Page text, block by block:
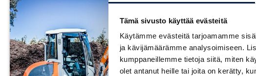
Tämä sivusto käyttää evästeitä
Käytämme evästeitä tarjoamamme
ja kävijämäärämme analysoimiseen.
kumppaneillemme tietoja siitä, miten
olet antanut heille tai joita on kerätty,
Moottori:Deutz TD 2.9 L4 (55,4 kW)
Päästöluokka:Stage V
Kaatokuorma:4018/3548 kg